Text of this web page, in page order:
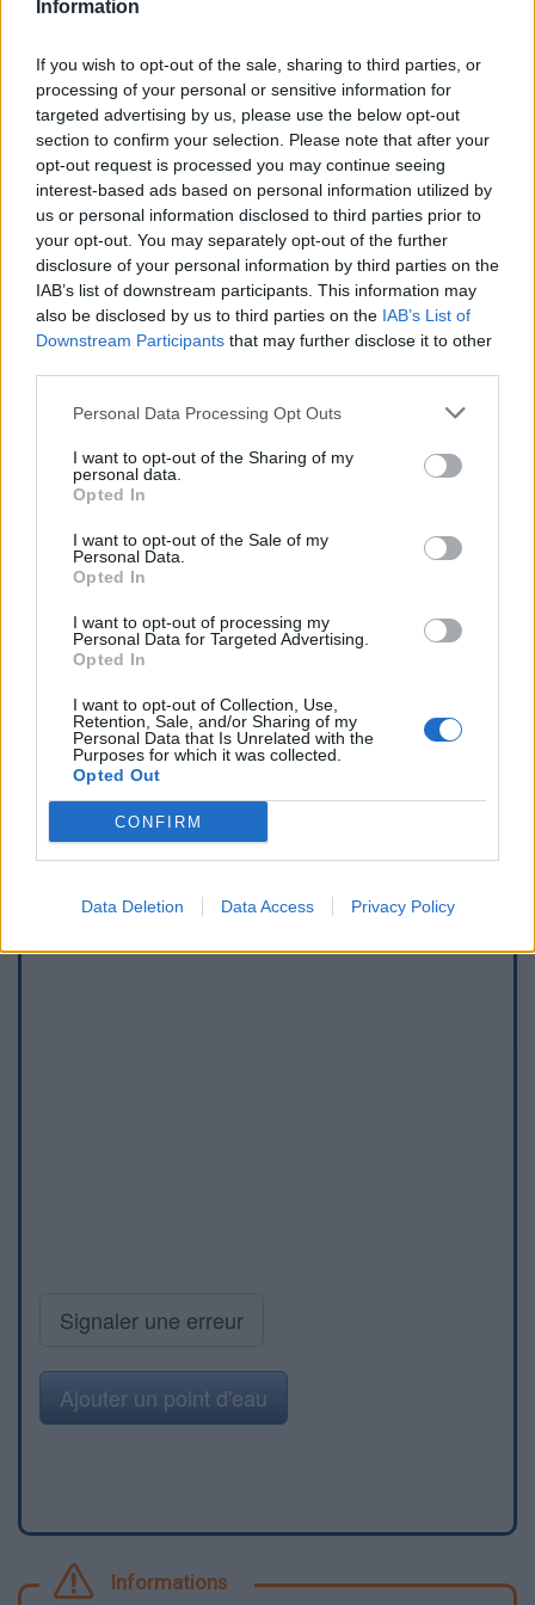
Information
If you wish to opt-out of the sale, sharing to third parties, or
processing of your personal or sensitive information for
targeted advertising by us, please use the below opt-out
section to confirm your selection. Please note that after your
opt-out request is processed you may continue seeing
interest-based ads based on personal information utilized by
us or personal information disclosed to third parties prior to
your opt-out. You may separately opt-out of the further
disclosure of your personal information by third parties on the
IAB’s list of downstream participants. This information may
also be disclosed by us to third parties on the IAB’s List of
Downstream Participants that may further disclose it to other
Personal Data Processing Opt Outs
I want to opt-out of the Sharing of my
personal data.
Opted In
I want to opt-out of the Sale of my
Personal Data.
Opted In
I want to opt-out of processing my
Personal Data for Targeted Advertising.
Opted In
I want to opt-out of Collection, Use,
Retention, Sale, and/or Sharing of my
Personal Data that Is Unrelated with the
Purposes for which it was collected.
Opted Out
CONFIRM
Data Deletion Data Access Privacy Policy
loin, à l'intersection à côté du panneau annonçant le rond-
opposé au rond-point) puis rouler tout droit jusqu'au stop du
carrefour où la D4 fait un angle droit vers la droite. Prendre
alors la rue en face pour trouver les toilettes quelques
mètres après côté droit.
Repères visuels
Afficher la carte
Signaler une erreur
Ajouter un point d'eau
Informations